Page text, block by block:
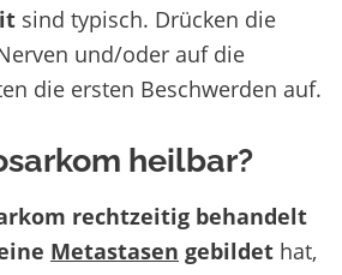
sind typisch. Drücken die
und/oder auf die
die ersten Beschwerden auf.
heilbar?
rechtzeitig behandelt
Metastasen gebildet hat,